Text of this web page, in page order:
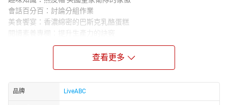
會話百分百：討論分組作業
美食饗宴：香濃綿密的巴斯克乳酪蛋糕
寫作練習：翻譯寫作
環保與生活：碳匯 對抗全球暖化的解方
CNN主播教你說英語：晶片大廠輝達市值突破一兆美元
情境對話：露營用品與器具／來去露營吧！
人物側寫：星途無量的新生代女演員 瑪雅．霍克
查看更多
品牌 LiveABC